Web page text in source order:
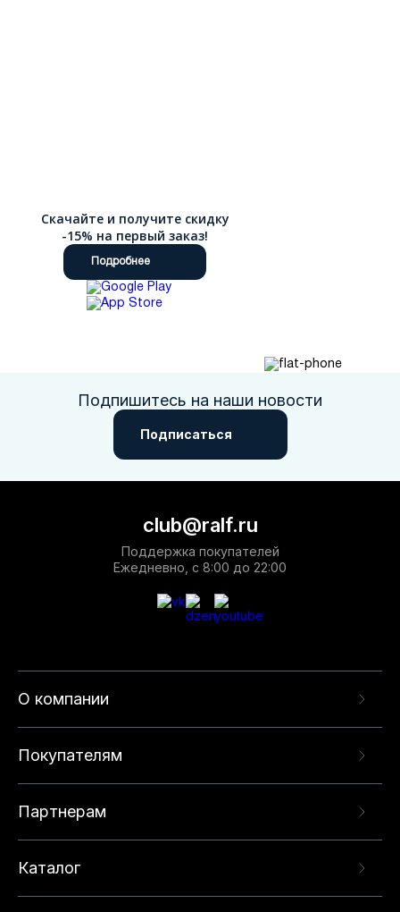
Скачайте и получите скидку
-15% на первый заказ!
Подробнее
Подпишитесь на наши новости
Подписаться
О компании
Покупателям
Партнерам
Каталог
club@ralf.ru
Поддержка покупателей
Ежедневно, с 8:00 до 22:00